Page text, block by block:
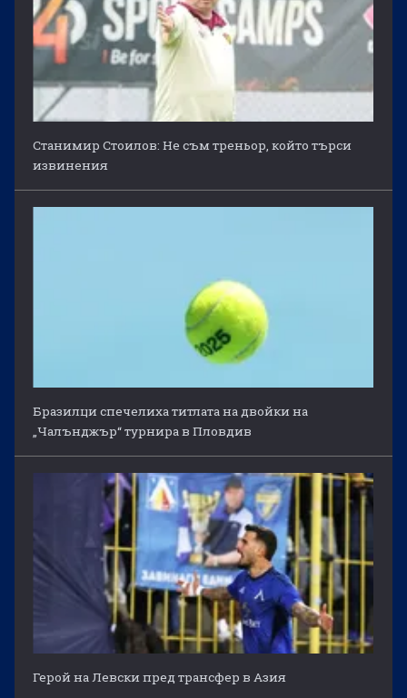
Станимир Стоилов: Не съм треньор, който търси
извинения
Бразилци спечелиха титлата на двойки на
„Чалънджър“ турнира в Пловдив
Герой на Левски пред трансфер в Азия